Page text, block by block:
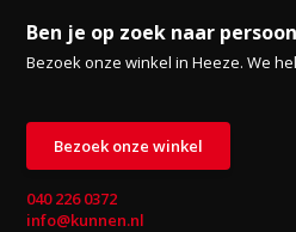
Ben je op zoek naar
Bezoek onze winkel in Heeze. We
Bezoek onze winkel
040 226 0372
info@kunnen.nl